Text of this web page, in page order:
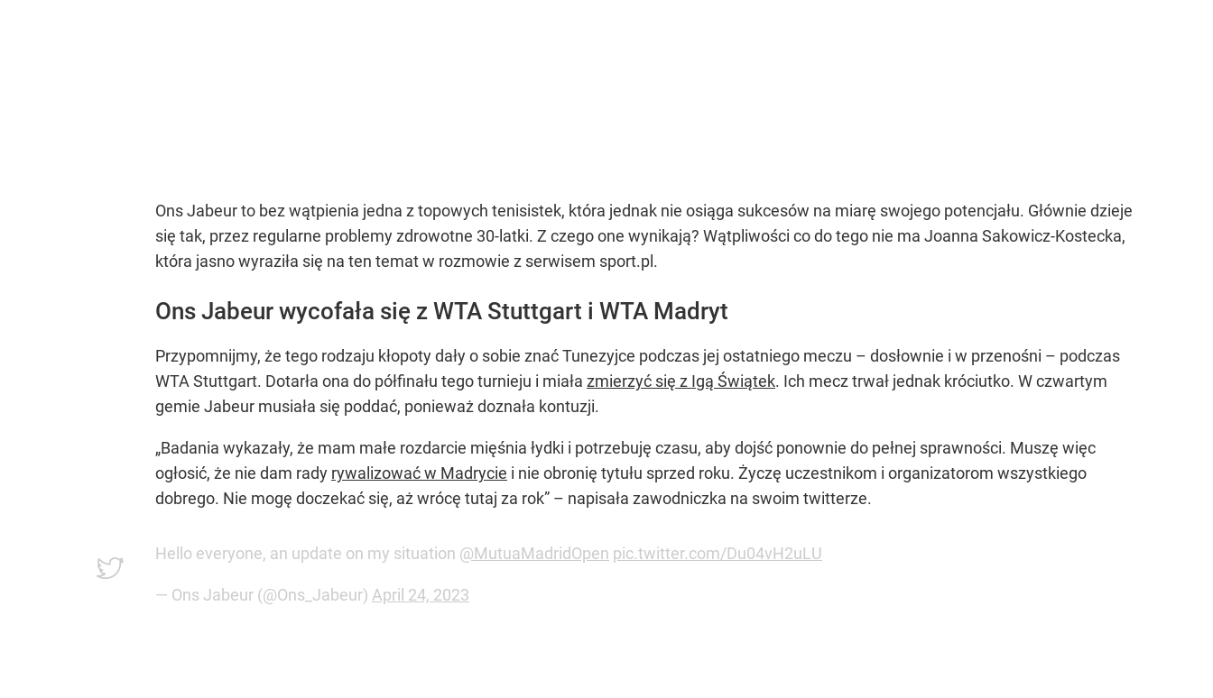
Ons Jabeur to bez wątpienia jedna z topowych tenisistek, która jednak nie osiąga sukcesów na miarę swojego potencjału. Głównie dzieje
się tak, przez regularne problemy zdrowotne 30-latki. Z czego one wynikają? Wątpliwości co do tego nie ma Joanna Sakowicz-Kostecka,
która jasno wyraziła się na ten temat w rozmowie z serwisem sport.pl.
Ons Jabeur wycofała się z WTA Stuttgart i WTA Madryt
Przypomnijmy, że tego rodzaju kłopoty dały o sobie znać Tunezyjce podczas jej ostatniego meczu – dosłownie i w przenośni – podczas
WTA Stuttgart. Dotarła ona do półfinału tego turnieju i miała zmierzyć się z Igą Świątek. Ich mecz trwał jednak króciutko. W czwartym
gemie Jabeur musiała się poddać, ponieważ doznała kontuzji.
„Badania wykazały, że mam małe rozdarcie mięśnia łydki i potrzebuję czasu, aby dojść ponownie do pełnej sprawności. Muszę więc
ogłosić, że nie dam rady rywalizować w Madrycie i nie obronię tytułu sprzed roku. Życzę uczestnikom i organizatorom wszystkiego
dobrego. Nie mogę doczekać się, aż wrócę tutaj za rok” – napisała zawodniczka na swoim twitterze.
Hello everyone, an update on my situation @MutuaMadridOpen pic.twitter.com/Du04vH2uLU
— Ons Jabeur (@Ons_Jabeur) April 24, 2023